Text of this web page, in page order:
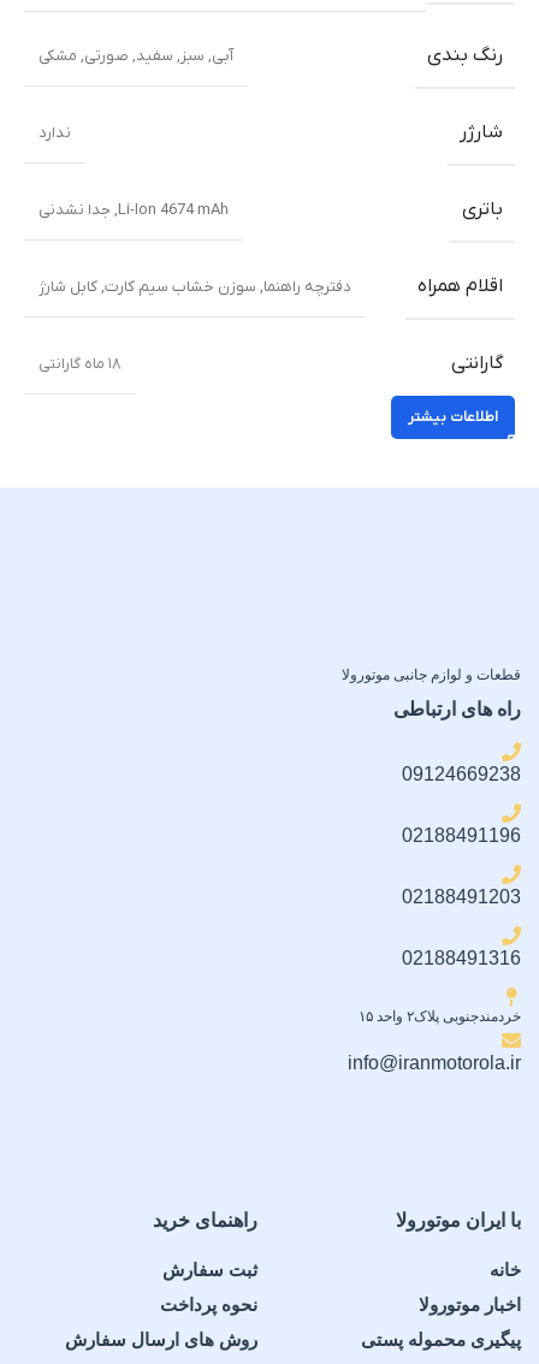
رنگ بندی آبی, سبز, سفید, صورتی, مشکی
شارژر ندارد
باتری Li-Ion 4674 mAh, جدا نشدنی
اقلام همراه دفترچه راهنما, سوزن خشاب سیم کارت,کابل شارژ
گارانتی ۱۸ ماه گارانتی
اطلاعات بیشتر
قطعات و لوازم جانبی موتورولا
راه های ارتباطی
09124669238
02188491196
02188491203
02188491316
خردمندجنوبی پلاک۲ واحد ۱۵
info@iranmotorola.ir
با ایران موتورولا
خانه
اخبار موتورولا
پیگیری محموله پستی
راهنمای خرید
ثبت سفارش
نحوه پرداخت
روش های ارسال سفارش